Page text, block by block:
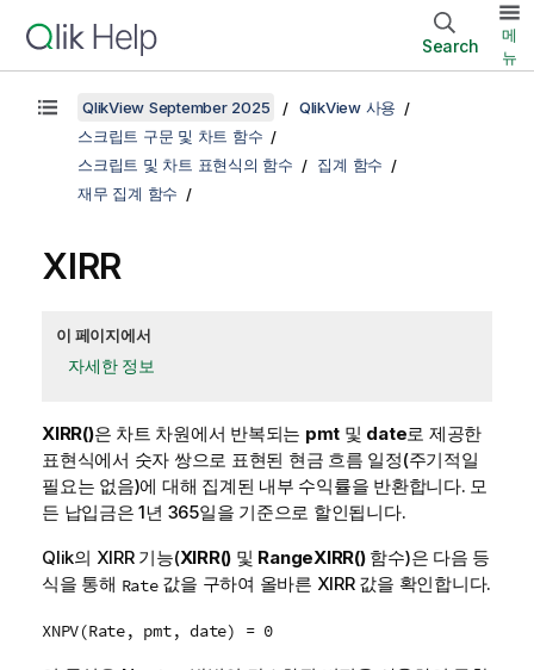
Search
메
뉴
QlikView September 2025
QlikView 사용
스크립트 구문 및 차트 함수
스크립트 및 차트 표현식의 함수
집계 함수
재무 집계 함수
XIRR
이 페이지에서
자세한 정보
XIRR()은 차트 차원에서 반복되는 pmt 및 date로 제공한
표현식에서 숫자 쌍으로 표현된 현금 흐름 일정(주기적일
필요는 없음)에 대해 집계된 내부 수익률을 반환합니다. 모
든 납입금은 1년 365일을 기준으로 할인됩니다.
Qlik의 XIRR 기능(XIRR() 및 RangeXIRR()함수)은 다음 등
식을 통해 Rate값을 구하여 올바른 XIRR 값을 확인합니다.
XNPV(Rate, pmt, date) = 0